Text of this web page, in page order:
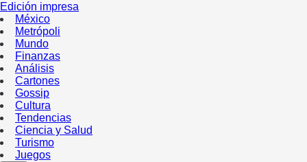
Edición impresa
México
Metrópoli
Mundo
Finanzas
Análisis
Cartones
Gossip
Cultura
Tendencias
Ciencia y Salud
Turismo
Juegos